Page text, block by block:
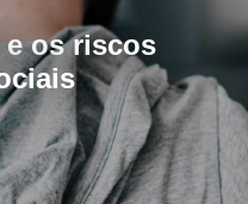
e os riscos